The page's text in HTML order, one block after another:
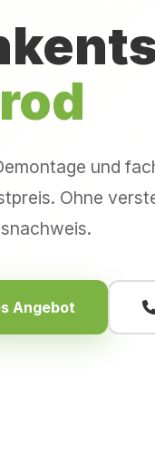
und
Ohne
Angebot